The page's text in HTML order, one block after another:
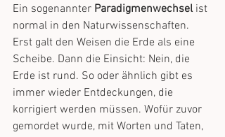
Ein sogenannter Paradigmenwechsel ist
normal in den Naturwissenschaften.
Erst galt den Weisen die Erde als eine
Scheibe. Dann die Einsicht: Nein, die
Erde ist rund. So oder ähnlich gibt es
immer wieder Entdeckungen, die
korrigiert werden müssen. Wofür zuvor
gemordet wurde, mit Worten und Taten,